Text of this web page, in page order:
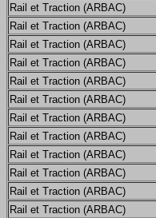
Rail et Traction (ARBAC)
Rail et Traction (ARBAC)
Rail et Traction (ARBAC)
Rail et Traction (ARBAC)
Rail et Traction (ARBAC)
Rail et Traction (ARBAC)
Rail et Traction (ARBAC)
Rail et Traction (ARBAC)
Rail et Traction (ARBAC)
Rail et Traction (ARBAC)
Rail et Traction (ARBAC)
Rail et Traction (ARBAC)